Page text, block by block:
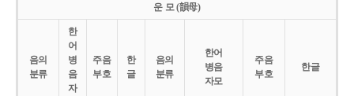
운 모 (韻母)
음의
분류
한
어
병
음
자
주음
부호
한
글
음의
분류
한어
병음
자모
주음
부호
한글